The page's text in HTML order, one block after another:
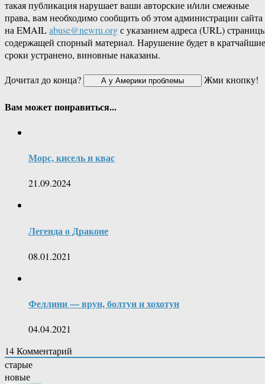
такая публикация нарушает ваши авторские и/или смежные
права, вам необходимо сообщить об этом администрации сайта
на EMAILabuse@newru.orgс указанием адреса (URL)
содержащей спорный материал. Нарушение будет в кратчайшие
сроки устранено, виновные наказаны.
Дочитал до конца?
Жми кнопку!
Вам может понравиться...
Морс, кисель и квас
21.09.2024
Легенда о Драконе
08.01.2021
Феллини — врун, болтун и хохотун
04.04.2021
14Комментарий
старые
новые